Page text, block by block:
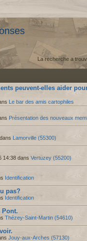
La recherche a
peuvent-elles aider
Le bar des amis cartophiles
Présentation des nouveaux
Lamorville (55300)
14:38 dans Vertuzey (55200)
Identification
pas?
Identification
Pont.
Thézey-Saint-Martin (54610)
Jouy-aux-Arches (57130)